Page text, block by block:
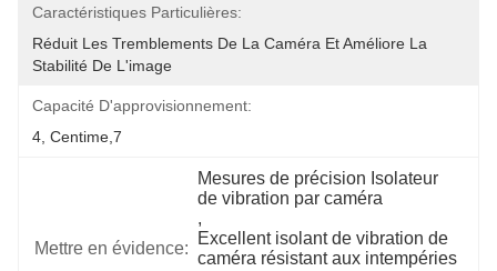
Caractéristiques Particulières:
Réduit Les Tremblements De La Caméra Et Améliore La
Stabilité De L'image
Capacité D'approvisionnement:
4, Centime,7
Mettre en évidence:
Mesures de précision Isolateur
de vibration par caméra
,
Excellent isolant de vibration de
caméra résistant aux intempéries